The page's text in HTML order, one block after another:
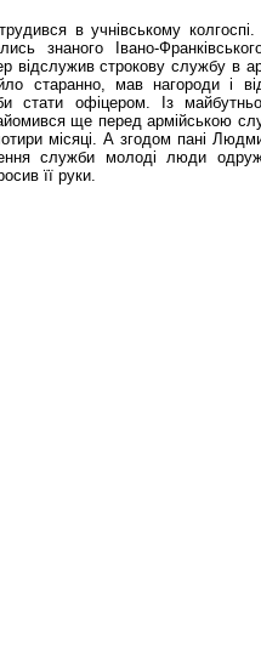
в учнівському
знаного Івано-
відслужив строкову службу в
старанно, мав нагороди і
стати офіцером. Із
ще перед армійською
місяці. А згодом пані
служби молоді люди
її руки.